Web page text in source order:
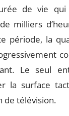
de vie qui
milliers
période, la
Le seul
la surface
de télévision.